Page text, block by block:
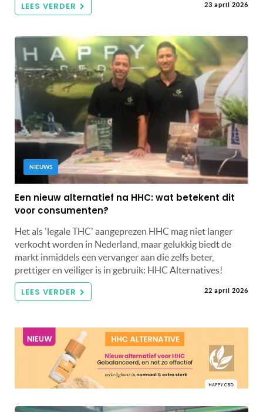
LEES VERDER 23 april 2026
NIEUWS
Een nieuw alternatief na HHC: wat betekent dit
voor consumenten?
Het als 'legale THC' aangeprezen HHC mag niet langer
verkocht worden in Nederland, maar gelukkig biedt de
markt inmiddels een vervanger aan die zelfs beter,
prettiger en veiliger is in gebruik: HHC Alternatives!
LEES VERDER 22 april 2026